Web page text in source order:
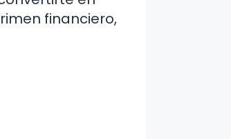
financiero,